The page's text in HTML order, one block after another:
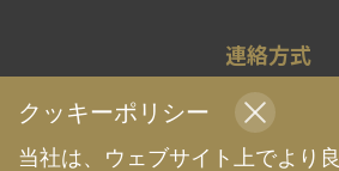
連絡方式
info@travelchina.jp
+86 185 029 28131
クッキーポリシー
当社は、ウェブサイト上でより